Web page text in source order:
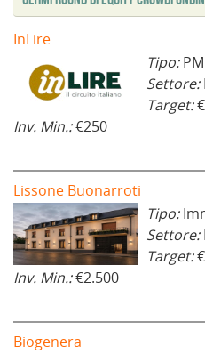
e
s
r
)
InLire
Tipo:
Settore:
Target:
Inv. Min.:€250
Lissone Buonarroti
Tipo:
Settore:
Target:
Inv. Min.:€2.500
Biogenera